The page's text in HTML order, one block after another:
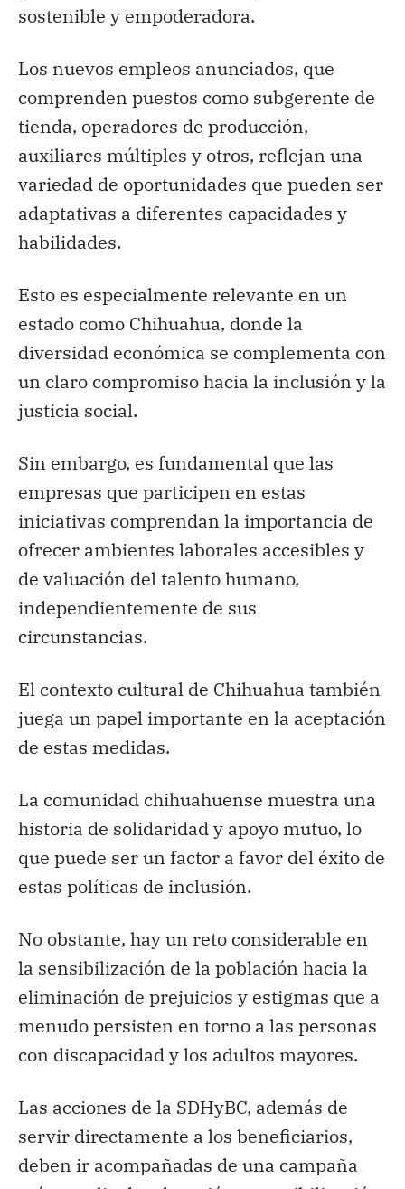
sostenible y empoderadora.
Los nuevos empleos anunciados, que
comprenden puestos como subgerente de
tienda, operadores de producción,
auxiliares múltiples y otros, reflejan una
variedad de oportunidades que pueden ser
adaptativas a diferentes capacidades y
habilidades.
Esto es especialmente relevante en un
estado como Chihuahua, donde la
diversidad económica se complementa con
un claro compromiso hacia la inclusión y la
justicia social.
Sin embargo, es fundamental que las
empresas que participen en estas
iniciativas comprendan la importancia de
ofrecer ambientes laborales accesibles y
de valuación del talento humano,
independientemente de sus
circunstancias.
El contexto cultural de Chihuahua también
juega un papel importante en la aceptación
de estas medidas.
La comunidad chihuahuense muestra una
historia de solidaridad y apoyo mutuo, lo
que puede ser un factor a favor del éxito de
estas políticas de inclusión.
No obstante, hay un reto considerable en
la sensibilización de la población hacia la
eliminación de prejuicios y estigmas que a
menudo persisten en torno a las personas
con discapacidad y los adultos mayores.
Las acciones de la SDHyBC, además de
servir directamente a los beneficiarios,
deben ir acompañadas de una campaña